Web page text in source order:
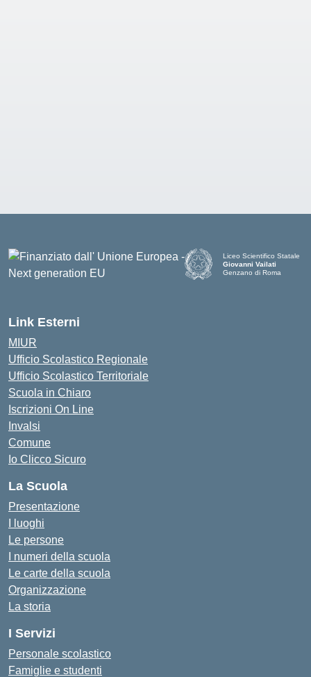
Liceo Scientifico Statale
Giovanni Vailati
Genzano di Roma
Link Esterni
MIUR
Ufficio Scolastico Regionale
Ufficio Scolastico Territoriale
Scuola in Chiaro
Iscrizioni On Line
Invalsi
Comune
Io Clicco Sicuro
La Scuola
Presentazione
I luoghi
Le persone
I numeri della scuola
Le carte della scuola
Organizzazione
La storia
I Servizi
Personale scolastico
Famiglie e studenti